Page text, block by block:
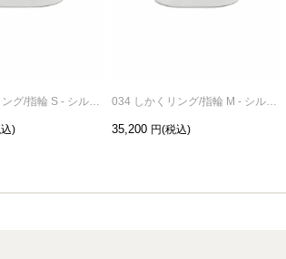
034 しかくリング/指輪 S - シルバー 034 しかくリング/指輪 M - シルバー
35,200